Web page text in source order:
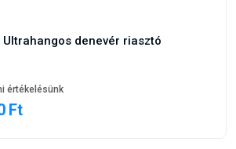
denevér riasztó
értékelésünk
Ft